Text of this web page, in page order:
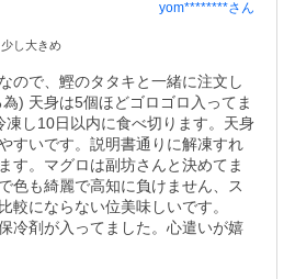
yom********さん
少し大きめ
ので、鰹のタタキと一緒に注文し
) 天身は5個ほどゴロゴロ入ってま
凍し10日以内に食べ切ります。天身
すいです。説明書通りに解凍すれ
す。マグロは副坊さんと決めてま
色も綺麗で高知に負けません、ス
較にならない位美味しいです。
冷剤が入ってました。心遣いが嬉